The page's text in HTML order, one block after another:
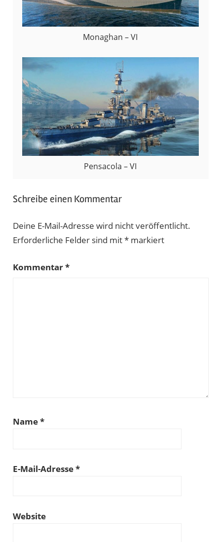
Monaghan – VI
Pensacola – VI
Schreibe einen Kommentar
Deine E-Mail-Adresse wird nicht veröffentlicht.
Erforderliche Felder sind mit*markiert
Kommentar*
Name*
E-Mail-Adresse*
Website